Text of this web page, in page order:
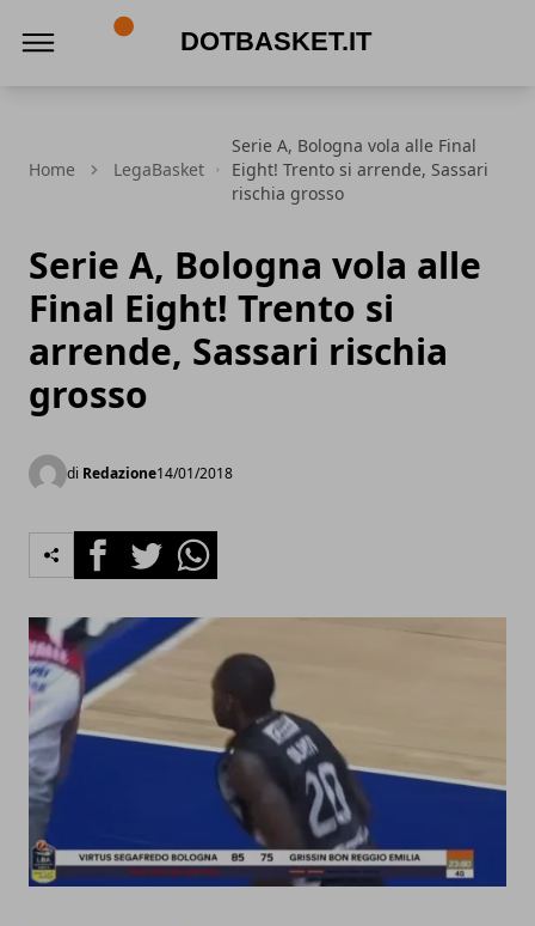
Home LegaBasket
Serie A, Bologna vola alle Final
Eight! Trento si arrende, Sassari
rischia grosso
Serie A, Bologna vola alle
Final Eight! Trento si
arrende, Sassari rischia
grosso
di Redazione14/01/2018
FacebookTwitterWhatsapp